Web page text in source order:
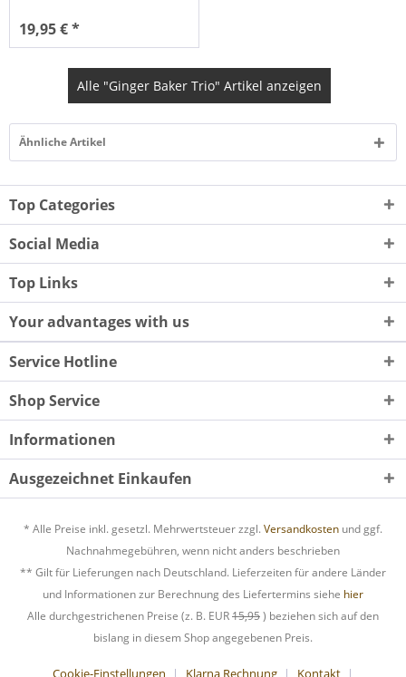
19,95 € *
Alle "Ginger Baker Trio" Artikel anzeigen
Ähnliche Artikel
Top Categories
Social Media
Top Links
Your advantages with us
Service Hotline
Shop Service
Informationen
Ausgezeichnet Einkaufen
* Alle Preise inkl. gesetzl. Mehrwertsteuer zzgl. Versandkosten und ggf.
Nachnahmegebühren, wenn nicht anders beschrieben
** Gilt für Lieferungen nach Deutschland. Lieferzeiten für andere Länder
und Informationen zur Berechnung des Liefertermins siehe hier
Alle durchgestrichenen Preise (z. B. EUR15,95) beziehen sich auf den
bislang in diesem Shop angegebenen Preis.
Cookie-Einstellungen Klarna Rechnung Kontakt